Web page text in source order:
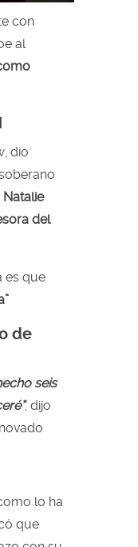
con
al
dio
del
es que
de
seis
, dijo
lo ha
que